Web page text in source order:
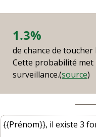
1.3%
de chance de
Cette probabilité met
surveillance.(source)
{{Prénom}}, il existe 3